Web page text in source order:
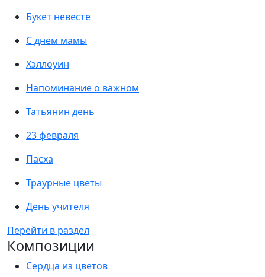
Букет невесте
С днем мамы
Хэллоуин
Напоминание о важном
Татьянин день
23 февраля
Пасха
Траурные цветы
День учителя
Перейти в раздел
Композиции
Сердца из цветов